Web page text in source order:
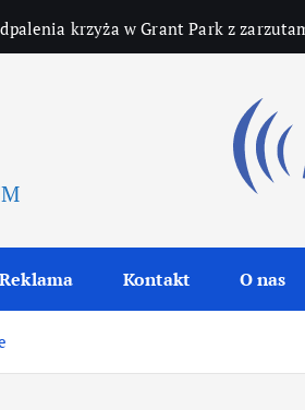
krzyża w Grant Park z
Reklama Kontakt O nas